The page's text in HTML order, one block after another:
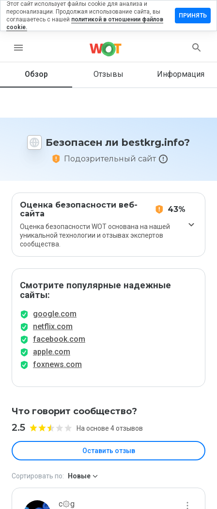
menu
Обзор Отзывы Информация
Безопасен ли bestkrg.info?
Подозрительный сайт
Оценка безопасности веб-
сайта
43%
Оценка безопасности WOT основана на нашей
уникальной технологии и отзывах экспертов
сообщества.
Смотрите популярные надежные
сайты:
google.com
netflix.com
facebook.com
apple.com
foxnews.com
Что говорит сообщество?
2.5 На основе 4 отзывов
Оставить отзыв
на
Как бы
этот
1 до 5?
Сортировать по: Новые
c۞g
Этот сайт использует файлы cookie для анализа и
персонализации. Продолжая использование сайта, вы
соглашаетесь с нашей политикой в отношении файлов
cookie.
ПРИНЯТЬ